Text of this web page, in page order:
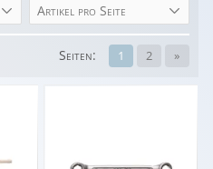
Artikel pro Seite
1 2 »
Seiten: